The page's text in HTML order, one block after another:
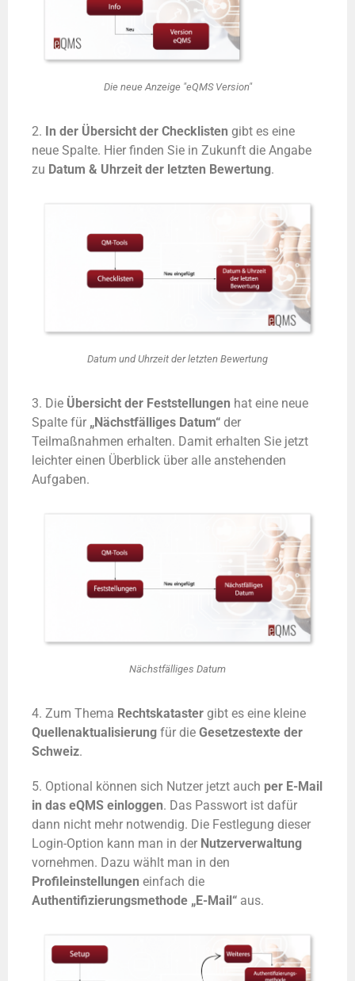
Die neue Anzeige "eQMS Version"
2. In der Übersicht der Checklisten gibt es eine
neue Spalte. Hier finden Sie in Zukunft die Angabe
zu Datum & Uhrzeit der letzten Bewertung.
Datum und Uhrzeit der letzten Bewertung
3. Die Übersicht der Feststellungen hat eine neue
Spalte für „Nächstfälliges Datum“ der
Teilmaßnahmen erhalten. Damit erhalten Sie jetzt
leichter einen Überblick über alle anstehenden
Aufgaben.
Nächstfälliges Datum
4. Zum Thema Rechtskataster gibt es eine kleine
Quellenaktualisierung für dieGesetzestexte der
Schweiz.
5. Optional können sich Nutzer jetzt auch per E-Mail
in das eQMS einloggen. Das Passwort ist dafür
dann nicht mehr notwendig. Die Festlegung dieser
Login-Option kann man in der Nutzerverwaltung
vornehmen. Dazu wählt man in den
Profileinstellungen einfach die
Authentifizierungsmethode „E-Mail“ aus.